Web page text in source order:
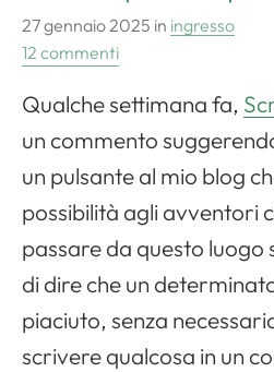
27 gennaio 2025 in ingresso
12 commenti
Qualche settimana fa,
un commento
un pulsante al mio blog
possibilità agli avventori
passare da questo luogo
di dire che un
piaciuto, senza
scrivere qualcosa in un